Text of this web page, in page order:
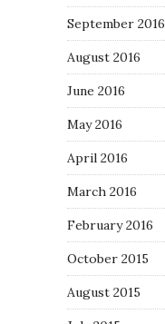
September 2016
August 2016
June 2016
May 2016
April 2016
March 2016
February 2016
October 2015
August 2015